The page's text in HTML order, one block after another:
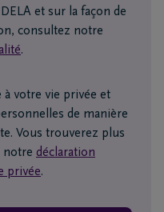
et sur la façon de
consultez notre
.
à votre vie privée et
de manière
Vous trouverez plus
notre déclaration
privée.